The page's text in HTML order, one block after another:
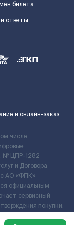
билета
ответы
и онлайн-заказ
числе
№ ЦПР-1282
и Договора
АО «ФПК»
официальным
сервисный
покупки.